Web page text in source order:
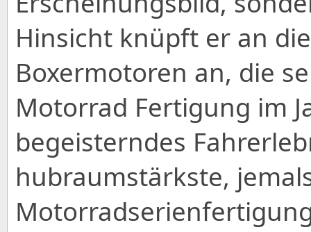
Hinsicht knüpft er an
Boxermotoren an, die
Motorrad Fertigung im
begeisterndes
hubraumstärkste,